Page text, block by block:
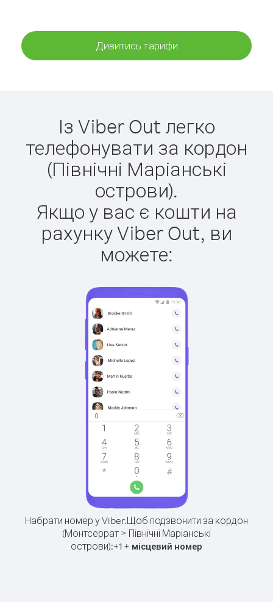
Дивитись тарифи
Із Viber Out легко
телефонувати за кордон
(Північні Маріанські
острови).
Якщо у вас є кошти на
рахунку Viber Out, ви
можете:
Набрати номер у Viber.Щоб подзвонити за кордон
(Монтсеррат > Північні Маріанські
острови):+1 + місцевий номер